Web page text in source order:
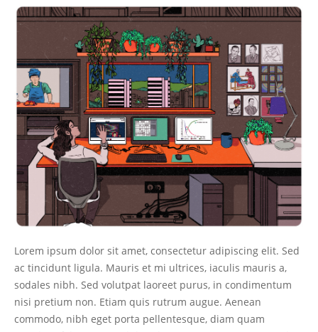
Lorem ipsum dolor sit amet, consectetur adipiscing elit. Sed
ac tincidunt ligula. Mauris et mi ultrices, iaculis mauris a,
sodales nibh. Sed volutpat laoreet purus, in condimentum
nisi pretium non. Etiam quis rutrum augue. Aenean
commodo, nibh eget porta pellentesque, diam quam